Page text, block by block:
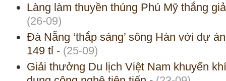
Làng làm thuyền thúng Phú Mỹ thắng
(26-09)
Đà Nẵng ‘thắp sáng’ sông Hàn với dự
149 tỉ - (25-09)
Giải thưởng Du lịch Việt Nam khuyến